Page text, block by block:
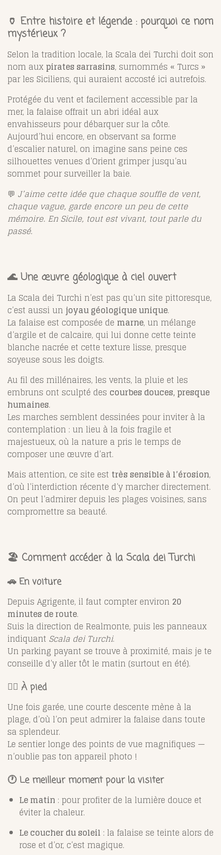
🏺 Entre histoire et légende : pourquoi ce nom
mystérieux ?
Selon la tradition locale, la Scala dei Turchi doit son
nom aux pirates sarrasins, surnommés « Turcs »
par les Siciliens, qui auraient accosté ici autrefois.
Protégée du vent et facilement accessible par la
mer, la falaise offrait un abri idéal aux
envahisseurs pour débarquer sur la côte.
Aujourd’hui encore, en observant sa forme
d’escalier naturel, on imagine sans peine ces
silhouettes venues d’Orient grimper jusqu’au
sommet pour surveiller la baie.
💬 J’aime cette idée que chaque souffle de vent,
chaque vague, garde encore un peu de cette
mémoire. En Sicile, tout est vivant, tout parle du
passé.
🌊 Une œuvre géologique à ciel ouvert
La Scala dei Turchi n’est pas qu’un site pittoresque,
c’est aussi un joyau géologique unique.
La falaise est composée de marne, un mélange
d’argile et de calcaire, qui lui donne cette teinte
blanche nacrée et cette texture lisse, presque
soyeuse sous les doigts.
Au fil des millénaires, les vents, la pluie et les
embruns ont sculpté des courbes douces, presque
humaines.
Les marches semblent dessinées pour inviter à la
contemplation : un lieu à la fois fragile et
majestueux, où la nature a pris le temps de
composer une œuvre d’art.
Mais attention, ce site est très sensible à l’érosion,
d’où l’interdiction récente d’y marcher directement.
On peut l’admirer depuis les plages voisines, sans
compromettre sa beauté.
🏖️ Comment accéder à la Scala dei Turchi
🚗 En voiture
Depuis Agrigente, il faut compter environ 20
minutes de route.
Suis la direction de Realmonte, puis les panneaux
indiquant Scala dei Turchi.
Un parking payant se trouve à proximité, mais je te
conseille d’y aller tôt le matin (surtout en été).
🚶‍♀️ À pied
Une fois garée, une courte descente mène à la
plage, d’où l’on peut admirer la falaise dans toute
sa splendeur.
Le sentier longe des points de vue magnifiques —
n’oublie pas ton appareil photo !
🕐 Le meilleur moment pour la visiter
Le matin : pour profiter de la lumière douce et
éviter la chaleur.
Le coucher du soleil : la falaise se teinte alors de
rose et d’or, c’est magique.